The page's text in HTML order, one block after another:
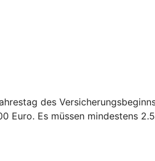
des
Euro. Es müssen mindestens